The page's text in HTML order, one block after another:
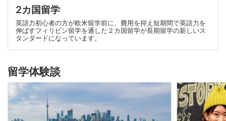
2カ国留学
英語力初心者の方が欧米留学前に、費用を抑え短期間で英語力を
伸ばすフィリピン留学を通した２カ国留学が長期留学の新しいス
タンダードになっています。
留学体験談